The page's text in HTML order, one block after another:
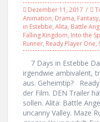
Dezember 11, 2017
Animation, Drama, Fantasy,
in Estebbe, Alita, Battle
Falling Kingdom, Into the
Runner, Ready Player One,
7 Days in Estebbe
irgendwie ambivalent,
aus. Geheimtip?
der Film. DEN Trailer
sollen. Alita: Battle
uncanny Valley. Maze